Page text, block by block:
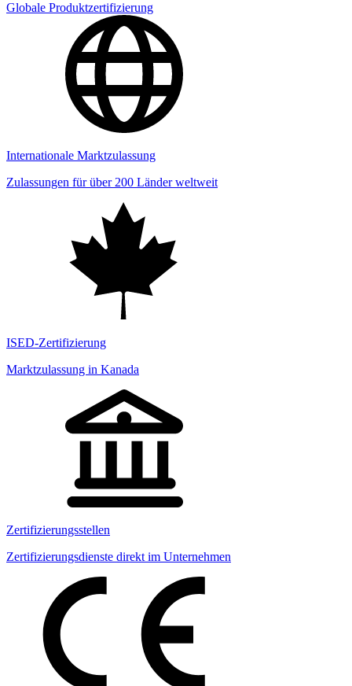
Globale Produktzertifizierung
Internationale Marktzulassung
Zulassungen für über 200 Länder weltweit
ISED-Zertifizierung
Marktzulassung in Kanada
Zertifizierungsstellen
Zertifizierungsdienste direkt im Unternehmen